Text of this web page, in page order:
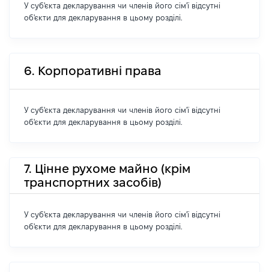
У суб'єкта декларування чи членів його сім'ї відсутні
об'єкти для декларування в цьому розділі.
6. Корпоративні права
У суб'єкта декларування чи членів його сім'ї відсутні
об'єкти для декларування в цьому розділі.
7. Цінне рухоме майно (крім
транспортних засобів)
У суб'єкта декларування чи членів його сім'ї відсутні
об'єкти для декларування в цьому розділі.